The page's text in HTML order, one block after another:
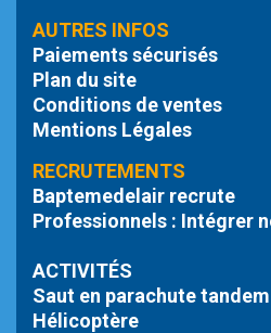
AUTRES INFOS
Paiements sécurisés
Plan du site
Conditions de ventes
Mentions Légales
RECRUTEMENTS
Baptemedelair recrute
Professionnels : Intégrer
ACTIVITÉS
Saut en parachute tandem
Hélicoptère